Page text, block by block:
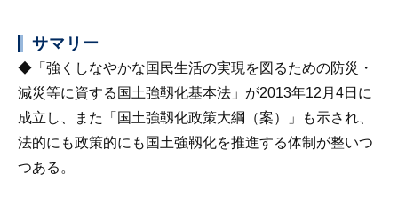
サマリー
◆「強くしなやかな国民生活の実現を図るための防災・
減災等に資する国土強靱化基本法」が2013年12月4日に
成立し、また「国土強靱化政策大綱（案）」も示され、
法的にも政策的にも国土強靱化を推進する体制が整いつ
つある。